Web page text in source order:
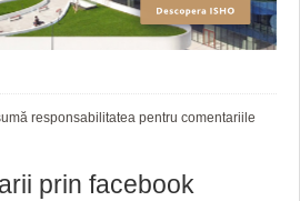
responsabilitatea pentru comentariile
prin facebook